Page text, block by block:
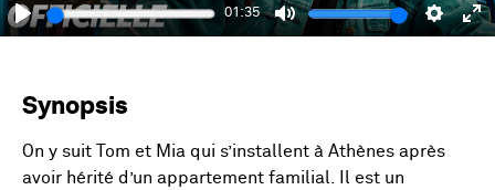
Play
01:35
Mute
Synopsis
On y suit Tom et Mia qui s’installent à Athènes après
avoir hérité d’un appartement familial. Il est un